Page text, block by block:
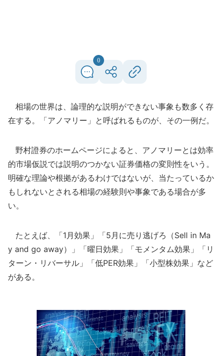
0
相場の世界は、論理的な説明ができない事象も数多く存
在する。「アノマリー」と呼ばれるものが、その一例だ。
野村證券のホームページによると、アノマリーとは効率
的市場仮説では説明のつかない証券価格の変則性をいう。
明確な理論や根拠があるわけではないが、当たっているか
もしれないとされる相場の経験則や事象である場合が多
い。
たとえば、「1月効果」「5月に売り逃げろ（Sell in Ma
y and go away）」「曜日効果」「モメンタム効果」「リ
ターン・リバーサル」「低PER効果」「小型株効果」など
がある。